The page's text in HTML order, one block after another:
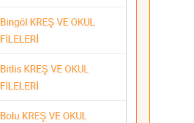
Bingöl KREŞ VE OKUL
FİLELERİ
Bitlis KREŞ VE OKUL
FİLELERİ
Bolu KREŞ VE OKUL